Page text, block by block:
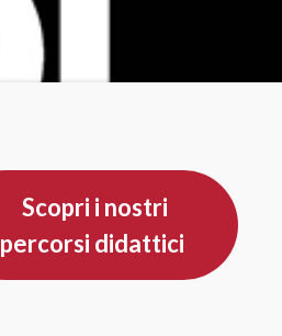
Scopri i nostri
percorsi didattici